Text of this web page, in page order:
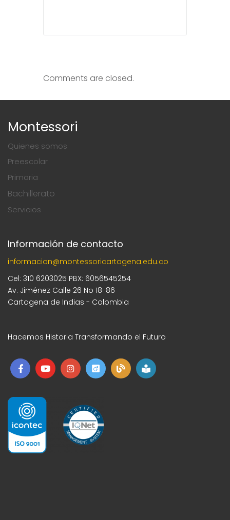
Comments are closed.
Montessori
Quienes somos
Preescolar
Primaria
Bachillerato
Servicios
Información de contacto
informacion@montessoricartagena.edu.co
Cel: 310 6203025 PBX: 6056545254
Av. Jiménez Calle 26 No 18-86
Cartagena de Indias - Colombia
Hacemos Historia Transformando el Futuro